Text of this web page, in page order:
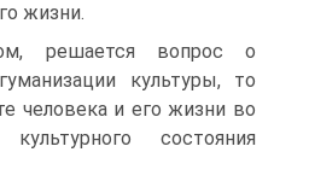
жизни.
решается вопрос о
культуры, то
человека и его жизни во
состояния